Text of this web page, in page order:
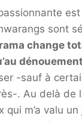
sont
change
dénouement
-sauf à
. Au delà de
qui m’a valu